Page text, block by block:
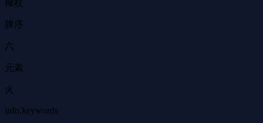
權杖
牌序
六
元素
火
info.keywords